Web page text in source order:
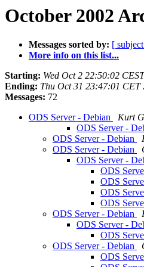
October 2002
Messages sorted by: [
More info on this list...
Starting: Wed Oct 2 22:50:02
Ending: Thu Oct 31 23:47:01 CET
Messages: 72
ODS Server - Debian
Kurt
ODS Server -
ODS Server - Debian
ODS Server - Debian
ODS Server -
ODS
ODS
ODS
ODS
ODS Server - Debian
ODS Server -
ODS
ODS Server - Debian
ODS